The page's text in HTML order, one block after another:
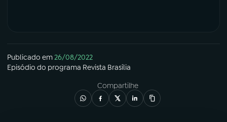
Publicado em26/08/2022
Episódio do programa Revista Brasília
Compartilhe